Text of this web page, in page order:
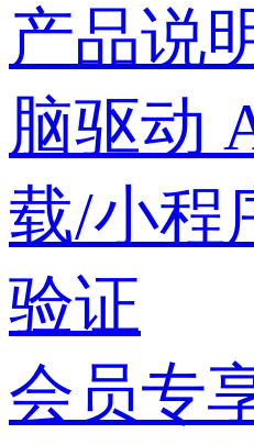
产品说
脑驱动
载/小程
验证
会员专